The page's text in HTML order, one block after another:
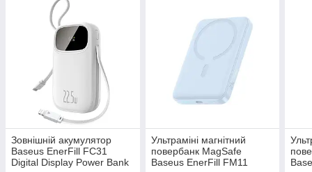
Зовнішній акумулятор
Baseus EnerFill FC31
Digital Display Power Bank
Ультраміні магнітний
повербанк MagSafe
Baseus EnerFill FM11